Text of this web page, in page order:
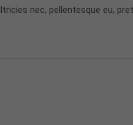
nec, pellentesque eu,